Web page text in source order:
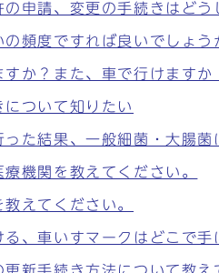
申請、変更の手続きはどう
頻度ですれば良いでしょう
か？また、車で行けますか
ついて知りたい
た結果、一般細菌・大腸
機関を教えてください。
えてください。
、車いすマークはどこで手